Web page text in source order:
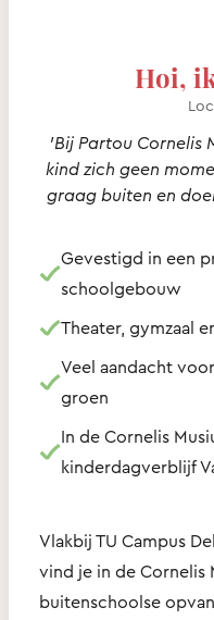
Hoi,
'Bij Partou Cornelis
kind zich geen
graag buiten en
Gevestigd in een
schoolgebouw
Theater, gymzaal
Veel aandacht
groen
In de Cornelis
kinderdagverblijf
Vlakbij TU Campus
vind je in de Cornelis
buitenschoolse